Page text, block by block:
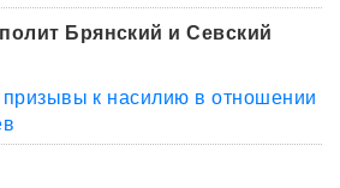
Брянский и Севский
призывы к насилию в отношении